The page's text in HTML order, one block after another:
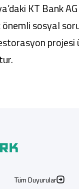
KT Bank
sosyal
projesi
Tüm Duyurular